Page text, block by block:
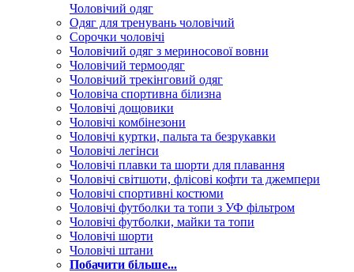
Чоловічий одяг
Одяг для тренувань чоловічий
Сорочки чоловічі
Чоловічий одяг з мериносової вовни
Чоловічий термоодяг
Чоловічий трекінговий одяг
Чоловіча спортивна білизна
Чоловічі дощовики
Чоловічі комбінезони
Чоловічі куртки, пальта та безрукавки
Чоловічі легінси
Чоловічі плавки та шорти для плавання
Чоловічі світшоти, флісові кофти та джемпери
Чоловічі спортивні костюми
Чоловічі футболки та топи з УФ фільтром
Чоловічі футболки, майки та топи
Чоловічі шорти
Чоловічі штани
Побачити більше...